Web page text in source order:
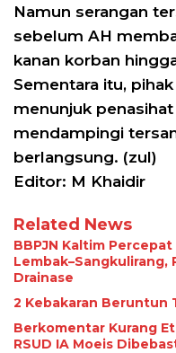
Namun serangan
sebelum AH
kanan korban
Sementara itu,
menunjuk
mendampingi
berlangsung. (zul)
Editor: M Khaidir
Related News
BBPJN Kaltim
Lembak–Sangkulirang,
Drainase
2 Kebakaran Beruntun
Berkomentar Kurang
RSUD IA Moeis